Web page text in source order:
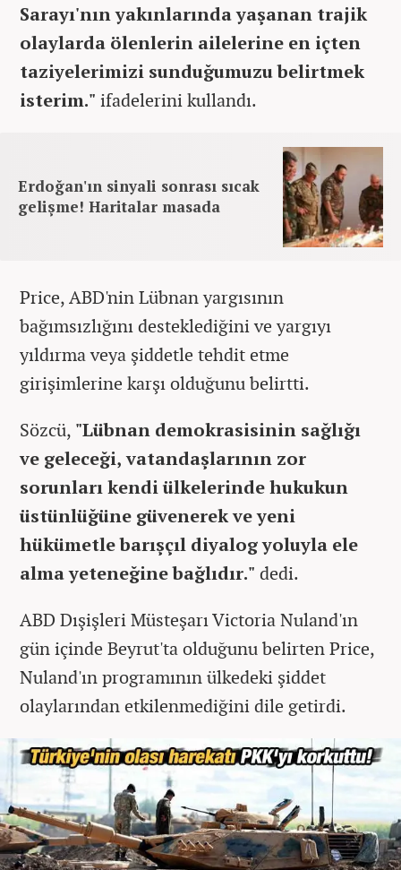
Sarayı'nın yakınlarında yaşanan trajik
olaylarda ölenlerin ailelerine en içten
taziyelerimizi sunduğumuzu belirtmek
isterim." ifadelerini kullandı.
Erdoğan'ın sinyali sonrası sıcak
gelişme! Haritalar masada
Price, ABD'nin Lübnan yargısının
bağımsızlığını desteklediğini ve yargıyı
yıldırma veya şiddetle tehdit etme
girişimlerine karşı olduğunu belirtti.
Sözcü, "Lübnan demokrasisinin sağlığı
ve geleceği, vatandaşlarının zor
sorunları kendi ülkelerinde hukukun
üstünlüğüne güvenerek ve yeni
hükümetle barışçıl diyalog yoluyla ele
alma yeteneğine bağlıdır." dedi.
ABD Dışişleri Müsteşarı Victoria Nuland'ın
gün içinde Beyrut'ta olduğunu belirten Price,
Nuland'ın programının ülkedeki şiddet
olaylarından etkilenmediğini dile getirdi.